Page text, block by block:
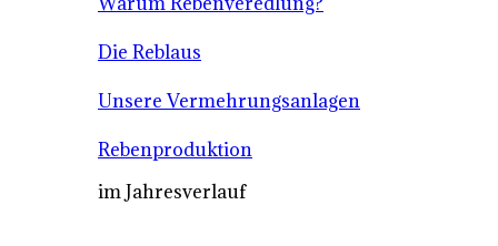
Die Reblaus
Unsere Vermehrungsanlagen
Rebenproduktion
im Jahresverlauf